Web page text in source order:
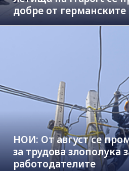
добре от германските
НОИ: От август се
за трудова злополука
работодателите